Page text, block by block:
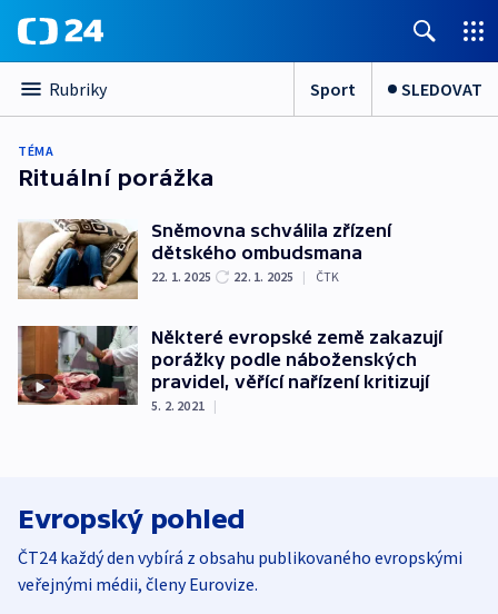
Rubriky Sport SLEDOVAT
TÉMA
Rituální porážka
Sněmovna schválila zřízení
dětského ombudsmana
22. 1. 2025 22. 1. 2025 | ČTK
Některé evropské země zakazují
porážky podle náboženských
pravidel, věřící nařízení kritizují
5. 2. 2021 |
Evropský pohled
ČT24 každý den vybírá z obsahu publikovaného evropskými
veřejnými médii, členy Eurovize.